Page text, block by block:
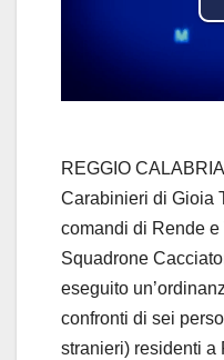
REGGIO
Carabinieri di Gioia
comandi di Rende
Squadrone
eseguito
confronti di sei
stranieri) residenti a